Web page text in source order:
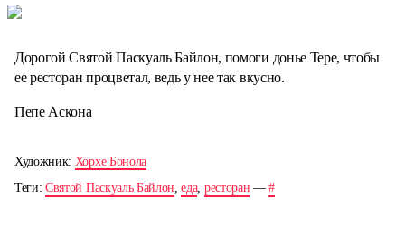
Дорогой Святой Паскуаль Байлон, помоги донье Тере, чтобы
ее ресторан процветал, ведь у нее так вкусно.
Пепе Аскона
Художник: Хорхе Бонола
Теги:Святой Паскуаль Байлон,еда, ресторан —#